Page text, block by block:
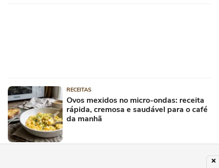
RECEITAS
Ovos mexidos no micro-ondas: receita
rápida, cremosa e saudável para o café
da manhã